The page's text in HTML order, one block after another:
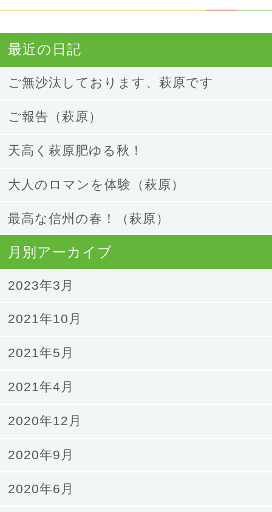
最近の日記
ご無沙汰しております、萩原です
ご報告（萩原）
天高く萩原肥ゆる秋！
大人のロマンを体験（萩原）
最高な信州の春！（萩原）
月別アーカイブ
2023年3月
2021年10月
2021年5月
2021年4月
2020年12月
2020年9月
2020年6月